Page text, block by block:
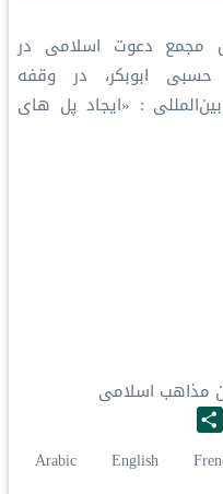
مجمع دعوت اسلامی در
ابوبکر، در وقفه
: «ایجاد پل های
مذاهب اسلامی
L
h
a
Arabic English